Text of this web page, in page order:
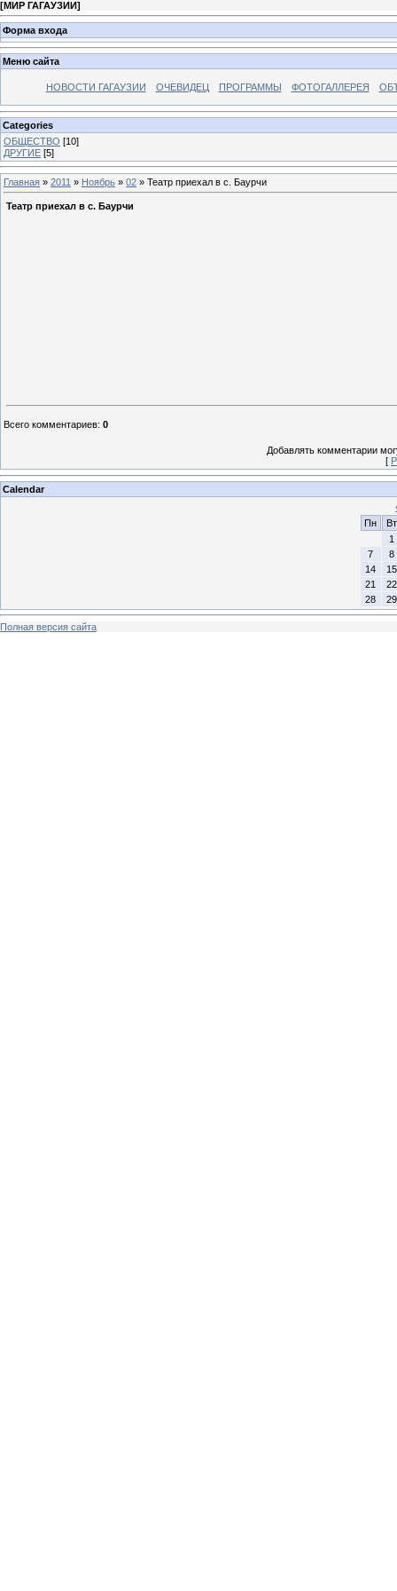
[МИР ГАГАУЗИИ]
Форма входа
Меню сайта
НОВОСТИ ГАГАУЗИИ ОЧЕВИДЕЦ ПРОГРАММЫ ФОТОГАЛЛЕРЕЯ
Categories
ОБЩЕСТВО [10]
ДРУГИЕ [5]
Главная » 2011 » Ноябрь » 02 » Театр приехал в с. Баурчи
Театр приехал в с. Баурчи
Всего комментариев: 0
Добавлять комментарии
[
Calendar
Пн
Вт
1
7
8
14
15
21
22
28
29
Полная версия сайта